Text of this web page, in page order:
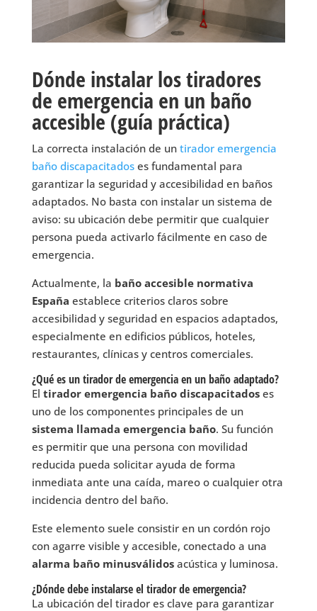
Dónde instalar los tiradores
de emergencia en un baño
accesible (guía práctica)
La correcta instalación de un tirador emergencia
baño discapacitadoses fundamental para
garantizar la seguridad y accesibilidad en baños
adaptados. No basta con instalar un sistema de
aviso: su ubicación debe permitir que cualquier
persona pueda activarlo fácilmente en caso de
emergencia.
Actualmente, la baño accesible normativa
España establece criterios claros sobre
accesibilidad y seguridad en espacios adaptados,
especialmente en edificios públicos, hoteles,
restaurantes, clínicas y centros comerciales.
¿Qué es un tirador de emergencia en un baño adaptado?
El tirador emergencia baño discapacitadoses
uno de los componentes principales de un
sistema llamada emergencia baño. Su función
es permitir que una persona con movilidad
reducida pueda solicitar ayuda de forma
inmediata ante una caída, mareo o cualquier otra
incidencia dentro del baño.
Este elemento suele consistir en un cordón rojo
con agarre visible y accesible, conectado a una
alarma baño minusválidosacústica y luminosa.
¿Dónde debe instalarse el tirador de emergencia?
La ubicación del tirador es clave para garantizar